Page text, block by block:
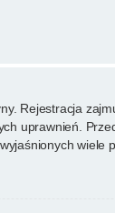
Rejestracja
uprawnień.